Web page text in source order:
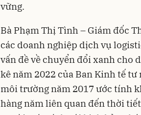
vững.
Bà Phạm Thị Tình – Giám đốc
các doanh nghiệp dịch vụ
vấn đề về chuyển đổi xanh cho
kê năm 2022 của Ban Kinh tế
môi trường năm 2017 ước tính
hàng năm liên quan đến thời